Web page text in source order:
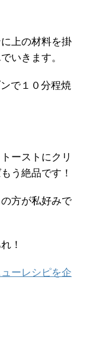
上の材料を掛
いきます。
で１０分程焼
ーストにクリ
う絶品です！
方が私好みで
！
ーレシピを企